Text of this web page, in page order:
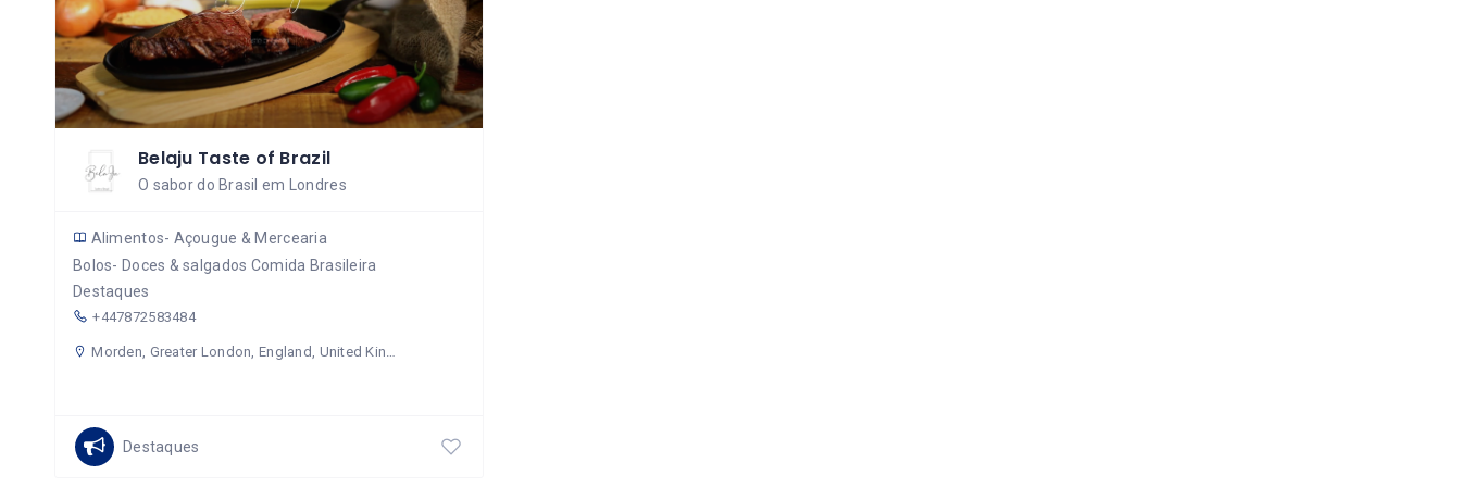
Belaju Taste of Brazil
O sabor do Brasil em Londres
Alimentos- Açougue & Mercearia
Bolos- Doces & salgados Comida Brasileira
Destaques
+447872583484
Morden, Greater London, England, United Kingdom
Destaques